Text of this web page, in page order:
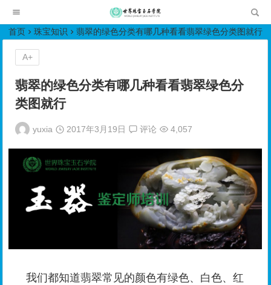
首页 珠宝知识 翡翠的绿色分类有哪几种看看翡翠绿色分类图就行
翡翠的绿色分类有哪几种看看翡翠绿色分
类图就行
yuxia 2017年3月19日 评论 4,057
我们都知道翡翠常见的颜色有绿色、白色、红
A+